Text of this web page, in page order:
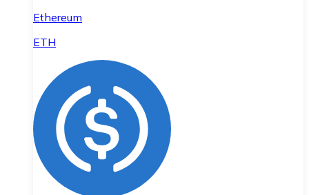
Ethereum
ETH